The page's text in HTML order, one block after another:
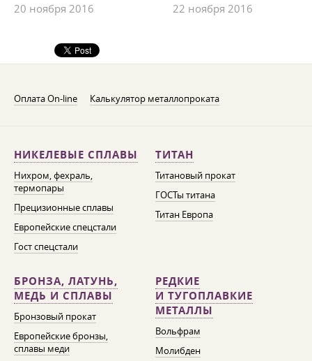
20 ноября 2016 22 ноября 2016
Оплата On-line Калькулятор металлопроката
НИКЕЛЕВЫЕ СПЛАВЫ
Нихром, фехраль,
термопары
Прецизионные сплавы
Европейские спецстали
Гост спецстали
ТИТАН
Титановый прокат
ГОСТы титана
Титан Европа
БРОНЗА, ЛАТУНЬ,
МЕДЬ И СПЛАВЫ
Бронзовый прокат
Европейские бронзы,
сплавы меди
РЕДКИЕ
И ТУГОПЛАВКИЕ
МЕТАЛЛЫ
Вольфрам
Молибден